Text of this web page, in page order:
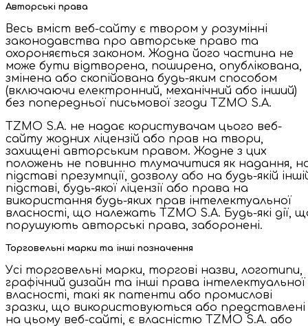
Авторські права
Весь вміст веб-сайту є твором у розумінні
законодавства про авторське право та
охороняється законом. Жодна його частина не
може бути відтворена, поширена, опублікована,
змінена або скопійована будь-яким способом
(включаючи електронний, механічний або інший)
без попередньої письмової згоди TZMO S.A.
TZMO S.A. не надає користувачам цього веб-
сайту жодних ліцензій або прав на твори,
захищені авторським правом. Жодне з цих
положень не повинно тлумачитися як надання,
підставі презумпції, дозволу або на будь-якій
підставі, будь-якої ліцензії або права на
використання будь-яких прав інтелектуальної
власності, що належать TZMO S.A. Будь-які дії,
порушують авторські права, заборонені.
Торговельні марки та інші позначення
Усі торговельні марки, торгові назви, логотипи,
графічний дизайн та інші права інтелектуальної
власності, такі як патенти або промислові
зразки, що використовуються або представлені
на цьому веб-сайті, є власністю TZMO S.A. або